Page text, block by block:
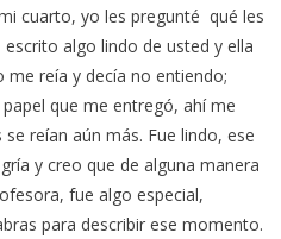
cuarto, yo les pregunté qué les
algo lindo de usted y ella
reía y decía no entiendo;
que me entregó, ahí me
reían aún más. Fue lindo, ese
y creo que de alguna manera
fue algo especial,
para describir ese momento.